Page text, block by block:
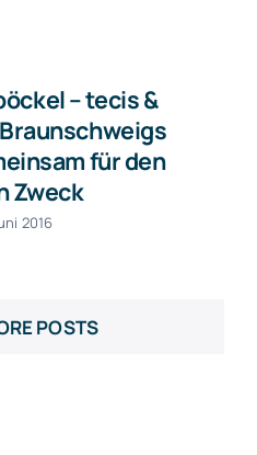
Buchen
– tecis &
für den
Zweck
2016
POSTS